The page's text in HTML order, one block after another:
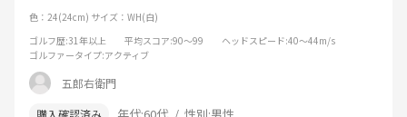
色：24(24cm) サイズ：WH(白)
ゴルフ歴:31年以上 平均スコア:90～99 ヘッドスピード:40～44m/s
ゴルファータイプ:アクティブ
五郎右衛門